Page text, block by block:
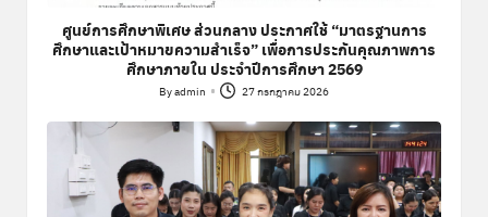
ศูนย์การศึกษาพิเศษ ส่วนกลาง ประกาศใช้ “มาตรฐานการ
ศึกษาและเป้าหมายความสำเร็จ” เพื่อการประกันคุณภาพการ
ศึกษาภายใน ประจำปีการศึกษา 2569
Posted
by
Byadmin 27 กรกฎาคม 2026